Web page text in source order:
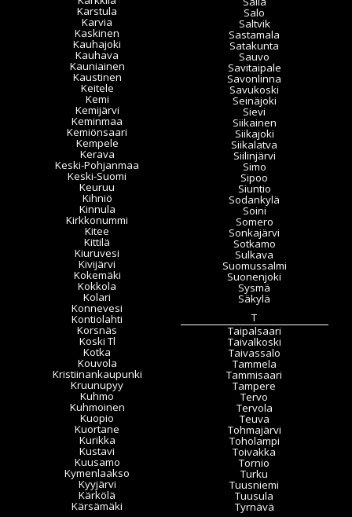
Karstula
Karvia
Kaskinen
Kauhajoki
Kauhava
Kauniainen
Kaustinen
Keitele
Kemi
Kemijärvi
Keminmaa
Kemiönsaari
Kempele
Kerava
Keski-Pohjanmaa
Keski-Suomi
Keuruu
Kihniö
Kinnula
Kirkkonummi
Kitee
Kittilä
Kiuruvesi
Kivijärvi
Kokemäki
Kokkola
Kolari
Konnevesi
Kontiolahti
Korsnäs
Koski Tl
Kotka
Kouvola
Kristiinankaupunki
Kruunupyy
Kuhmo
Kuhmoinen
Kuopio
Kuortane
Kurikka
Kustavi
Kuusamo
Kymenlaakso
Kyyjärvi
Kärkölä
Kärsämäki
Salo
Saltvik
Sastamala
Satakunta
Sauvo
Savitaipale
Savonlinna
Savukoski
Seinäjoki
Sievi
Siikainen
Siikajoki
Siikalatva
Siilinjärvi
Simo
Sipoo
Siuntio
Sodankylä
Soini
Somero
Sonkajärvi
Sotkamo
Sulkava
Suomussalmi
Suonenjoki
Sysmä
Säkylä
T
Taipalsaari
Taivalkoski
Taivassalo
Tammela
Tammisaari
Tampere
Tervo
Tervola
Teuva
Tohmajärvi
Toholampi
Toivakka
Tornio
Turku
Tuusniemi
Tuusula
Tyrnävä